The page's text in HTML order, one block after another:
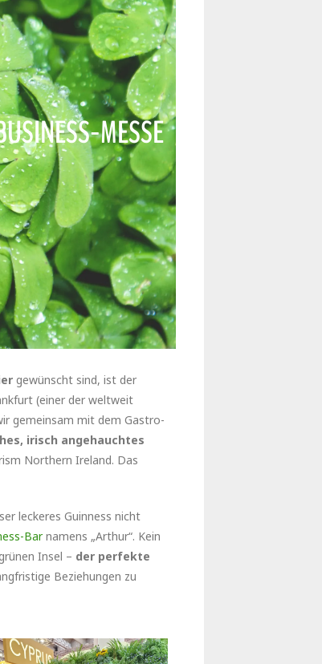
MESSE
gewünscht sind, ist der
(einer der weltweit
gemeinsam mit dem Gastro-
irisch angehauchtes
Northern Ireland. Das
leckeres Guinness nicht
Barnamens „Arthur“. Kein
Insel – der perfekte
Beziehungen zu